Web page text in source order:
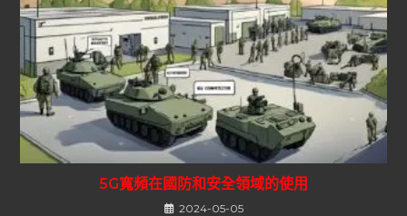
5G寬頻在國防和安全領域的使用
2024-05-05